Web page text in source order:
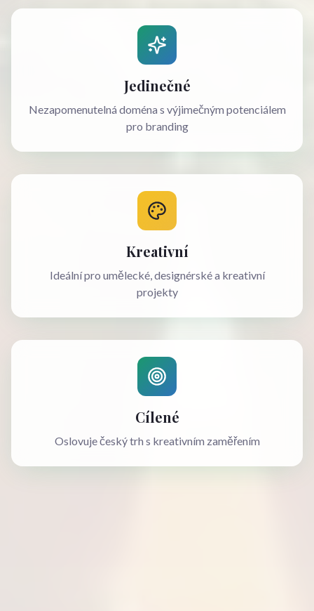
Jedinečné
Nezapomenutelná doména s výjimečným potenciálem
pro branding
Kreativní
Ideální pro umělecké, designérské a kreativní
projekty
Cílené
Oslovuje český trh s kreativním zaměřením